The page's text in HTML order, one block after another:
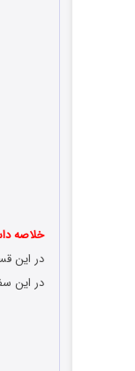
خلاصه
در این
در این